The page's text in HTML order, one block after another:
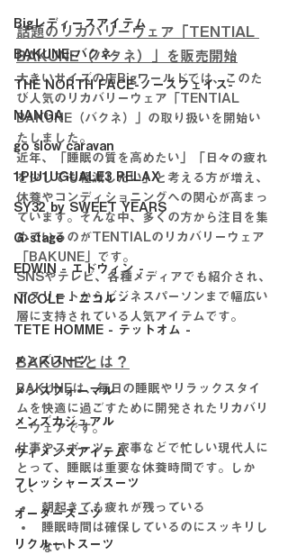
Bigレディースアイテム
BAKUNE-バクネ-
THE NORTH FACE-ノースフェイス-
NANGA
go slow caravan
1PIU1UGUALE3 RELAX
SY32 by SWEET YEARS
G-stage
EDWIN - エドウィン -
NICOLE - ニコル -
TETE HOMME - テットオム -
メンズスーツ
メンズフォーマル
メンズカジュアル
ウィメンズアイテム
フレッシャーズスーツ
オーダースーツ
リクルートスーツ
話題のリカバリーウェア「TENTIAL
BAKUNE（バクネ）」を販売開始
大きいサイズの店Bigワールドでは、このた
び人気のリカバリーウェア「TENTIAL
BAKUNE（バクネ）」の取り扱いを開始い
たしました。
近年、「睡眠の質を高めたい」「日々の疲れ
を少しでも軽減したい」と考える方が増え、
休養やコンディショニングへの関心が高まっ
ています。そんな中、多くの方から注目を集
めているのがTENTIALのリカバリーウェア
「BAKUNE」です。
SNSやテレビ、各種メディアでも紹介され、
アスリートからビジネスパーソンまで幅広い
層に支持されている人気アイテムです。
BAKUNEとは？
BAKUNEは、毎日の睡眠やリラックスタイ
ムを快適に過ごすために開発されたリカバリ
ーウェアです。
仕事やスポーツ、家事などで忙しい現代人に
とって、睡眠は重要な休養時間です。しか
し、
朝起きても疲れが残っている
睡眠時間は確保しているのにスッキリし
ない